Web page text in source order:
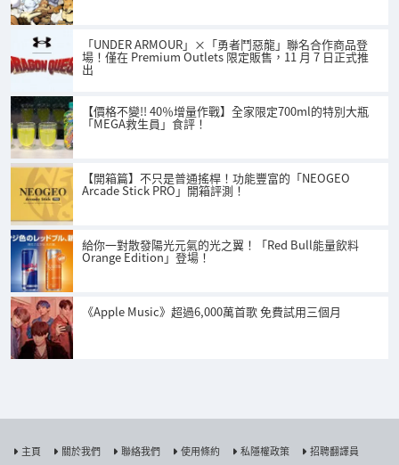
「UNDER ARMOUR」×「勇者鬥惡龍」聯名合作商品登
場！僅在 Premium Outlets 限定販售，11 月 7 日正式推
出
【價格不變!! 40％增量作戰】全家限定700ml的特別大瓶
「MEGA救生員」食評！
【開箱篇】不只是普通搖桿！功能豐富的「NEOGEO
Arcade Stick PRO」開箱評測！
給你一對散發陽光元氣的光之翼！「Red Bull能量飲料
Orange Edition」登場！
《Apple Music》超過6,000萬首歌 免費試用三個月
主頁 關於我們 聯絡我們 使用條約 私隱權政策 招聘翻譯員